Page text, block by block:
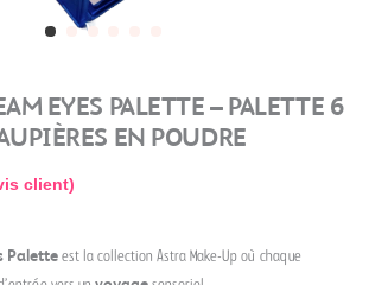
EYES PALETTE – PALETTE 6
EN POUDRE
client)
Palette est la collection Astra Make-Up où chaque